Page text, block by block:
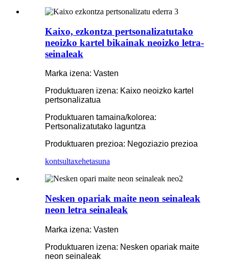
Kaixo, ezkontza pertsonalizatutako
neoizko kartel bikainak neoizko letra-
seinaleak
Marka izena: Vasten
Produktuaren izena: Kaixo neoizko kartel
pertsonalizatua
Produktuaren tamaina/kolorea:
Pertsonalizatutako laguntza
Produktuaren prezioa: Negoziazio prezioa
kontsultaxehetasuna
Nesken opariak maite neon seinaleak
neon letra seinaleak
Marka izena: Vasten
Produktuaren izena: Nesken opariak maite
neon seinaleak